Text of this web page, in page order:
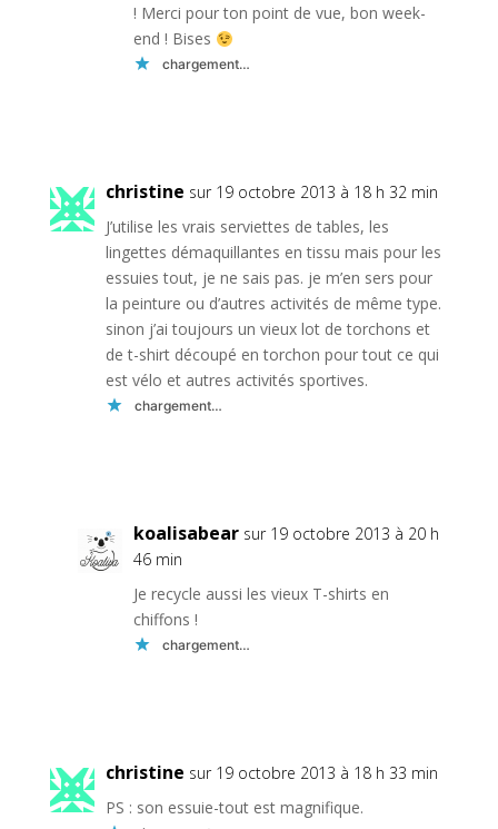
! Merci pour ton point de vue, bon week-
end ! Bises
chargement…
christine sur 19 octobre 2013 à 18 h 32 min
J’utilise les vrais serviettes de tables, les
lingettes démaquillantes en tissu mais pour les
essuies tout, je ne sais pas. je m’en sers pour
la peinture ou d’autres activités de même type.
sinon j’ai toujours un vieux lot de torchons et
de t-shirt découpé en torchon pour tout ce qui
est vélo et autres activités sportives.
chargement…
koalisabear sur 19 octobre 2013 à 20 h
46 min
Je recycle aussi les vieux T-shirts en
chiffons !
chargement…
christine sur 19 octobre 2013 à 18 h 33 min
PS : son essuie-tout est magnifique.